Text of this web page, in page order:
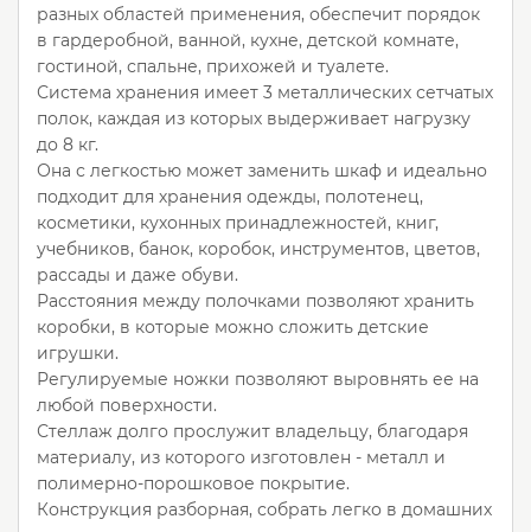
разных областей применения, обеспечит порядок
в гардеробной, ванной, кухне, детской комнате,
гостиной, спальне, прихожей и туалете.
Система хранения имеет 3 металлических сетчатых
полок, каждая из которых выдерживает нагрузку
до 8 кг.
Она с легкостью может заменить шкаф и идеально
подходит для хранения одежды, полотенец,
косметики, кухонных принадлежностей, книг,
учебников, банок, коробок, инструментов, цветов,
рассады и даже обуви.
Расстояния между полочками позволяют хранить
коробки, в которые можно сложить детские
игрушки.
Регулируемые ножки позволяют выровнять ее на
любой поверхности.
Стеллаж долго прослужит владельцу, благодаря
материалу, из которого изготовлен - металл и
полимерно-порошковое покрытие.
Конструкция разборная, собрать легко в домашних